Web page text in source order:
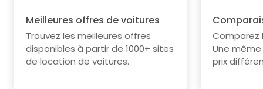
Meilleures offres de voitures
Trouvez les meilleures offres
disponibles à partir de 1000+ sites
de location de voitures.
Comparez
Une
prix